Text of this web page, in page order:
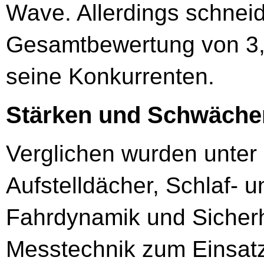
Wave. Allerdings
Gesamtbewertung von
seine Konkurrenten.
Stärken und
Verglichen wurden
Aufstelldächer, Schlaf-
Fahrdynamik und
Messtechnik zum